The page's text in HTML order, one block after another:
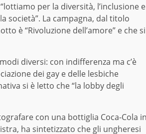
per la diversità, l’inclusione e
società”. La campagna, dal titolo
è “Rivoluzione dell’amore” e che si
diversi: con indifferenza ma c’è
dei gay e delle lesbiche
si è letto che “la lobby degli
con una bottiglia Coca-Cola
ha sintetizzato che gli ungheresi